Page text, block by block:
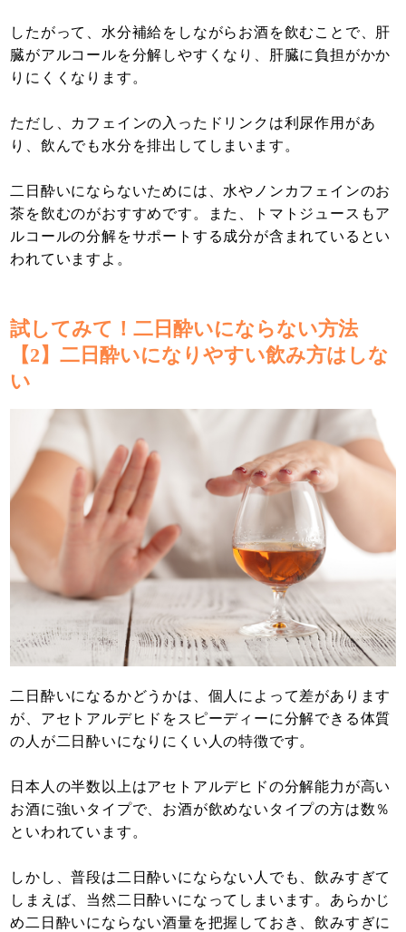
したがって、水分補給をしながらお酒を飲むことで、肝
臓がアルコールを分解しやすくなり、肝臓に負担がかか
りにくくなります。
ただし、カフェインの入ったドリンクは利尿作用があ
り、飲んでも水分を排出してしまいます。
二日酔いにならないためには、水やノンカフェインのお
茶を飲むのがおすすめです。また、トマトジュースもア
ルコールの分解をサポートする成分が含まれているとい
われていますよ。
試してみて！二日酔いにならない方法
【2】二日酔いになりやすい飲み方はしな
い
二日酔いになるかどうかは、個人によって差があります
が、アセトアルデヒドをスピーディーに分解できる体質
の人が二日酔いになりにくい人の特徴です。
日本人の半数以上はアセトアルデヒドの分解能力が高い
お酒に強いタイプで、お酒が飲めないタイプの方は数％
といわれています。
しかし、普段は二日酔いにならない人でも、飲みすぎて
しまえば、当然二日酔いになってしまいます。あらかじ
め二日酔いにならない酒量を把握しておき、飲みすぎに